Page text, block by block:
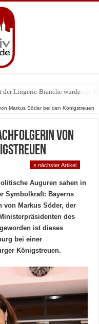
der Lingerie-Branche wurde
Markus Söder bei den Königstreuen
von
» nächster Artikel
Auguren sahen in
Symbolkraft: Bayerns
von Markus Söder, der
des
ist dieses
bei einer
Königstreuen.